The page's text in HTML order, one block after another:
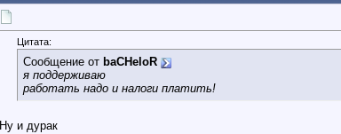
Цитата:
Сообщение от baCHeloR
я поддерживаю
работать надо и налоги платить!
Ну и дурак